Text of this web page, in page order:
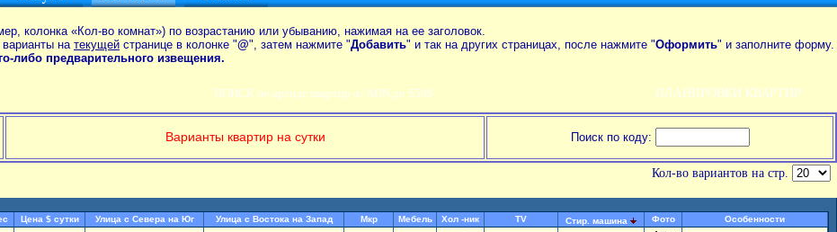
колонка «Кол-во комнат») по возрастанию или убыванию, нажимая на ее заголовок.
натекущей странице в колонке "@", затем нажмите "Добавить" и так на других страницах, после нажмите "Оформить" и заполните форму.
либо предварительного извещения.
ПОИСК по аренде квартир от MIN до 550$ ПЛАНИРОВКИ КВАРТИР
Варианты квартир на сутки Поиск по коду:
Кол-во вариантов на стр.
Цена $ сутки Улица с Севера на Юг Улица с Востока на Запад Мкр Мебель Хол -ник TV Стир. машина Фото
Особенности